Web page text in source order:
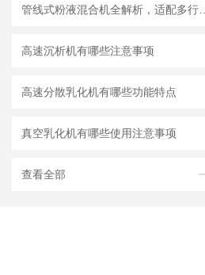
高速沉析机有哪些注意事项
高速分散乳化机有哪些功能特点
真空乳化机有哪些使用注意事项
查看全部